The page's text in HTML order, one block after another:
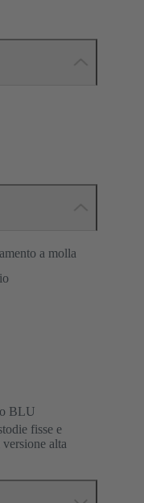
a molla
BLU
fisse e
alta